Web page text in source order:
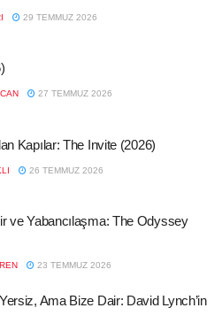
29 TEMMUZ 2026
27 TEMMUZ 2026
Kapılar: The Invite (2026)
26 TEMMUZ 2026
ve Yabancılaşma: The Odyssey
23 TEMMUZ 2026
Ama Bize Dair: David Lynch’in